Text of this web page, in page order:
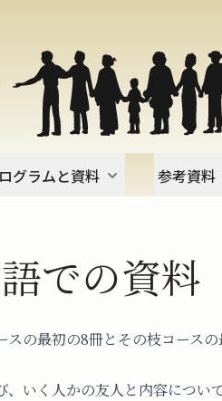
グラムと資料 参考資料
での資料
スの最初の8冊とその枝コース
、いく人かの友人と内容につい